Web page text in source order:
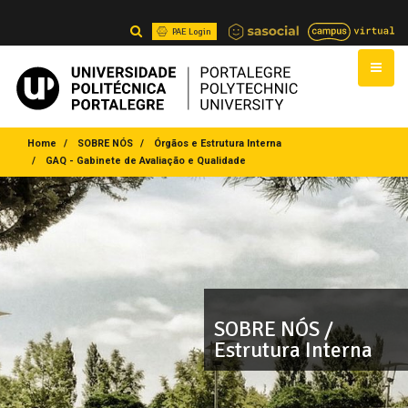
PAE Login
Home SOBRE NÓS
Órgãos e Estrutura Interna
GAQ - Gabinete de Avaliação e Qualidade
SOBRE NÓS /
Estrutura Interna